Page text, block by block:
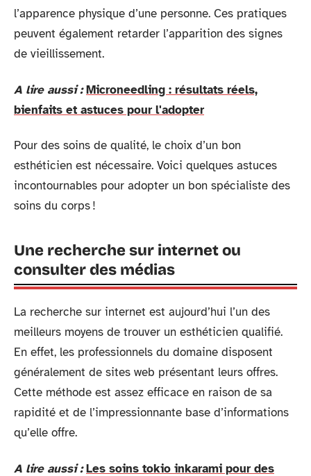
l’apparence physique d’une personne. Ces pratiques
peuvent également retarder l’apparition des signes
de vieillissement.
A lire aussi : Microneedling : résultats réels,
bienfaits et astuces pour l'adopter
Pour des soins de qualité, le choix d’un bon
esthéticien est nécessaire. Voici quelques astuces
incontournables pour adopter un bon spécialiste des
soins du corps !
Une recherche sur internet ou
consulter des médias
La recherche sur internet est aujourd’hui l’un des
meilleurs moyens de trouver un esthéticien qualifié.
En effet, les professionnels du domaine disposent
généralement de sites web présentant leurs offres.
Cette méthode est assez efficace en raison de sa
rapidité et de l’impressionnante base d’informations
qu’elle offre.
A lire aussi : Les soins tokio inkarami pour des